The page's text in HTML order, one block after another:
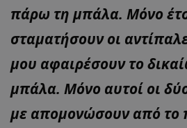
πάρω τη μπάλα. Μόνο
σταματήσουν οι
μου αφαιρέσουν το
μπάλα. Μόνο αυτοί οι
με απομονώσουν από το